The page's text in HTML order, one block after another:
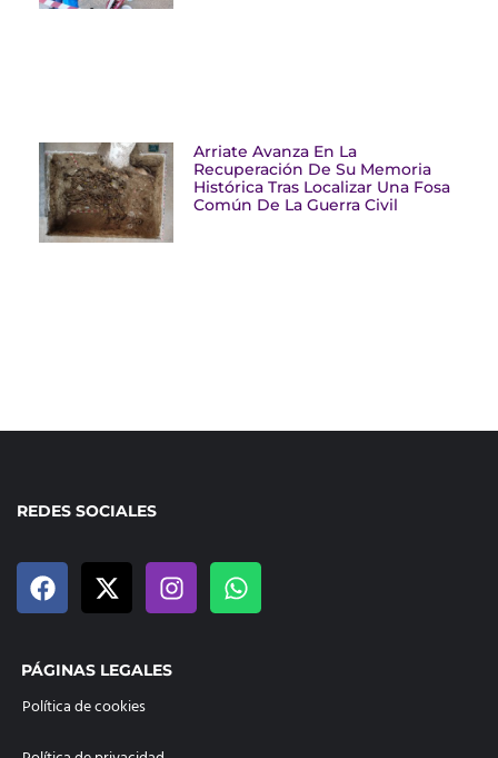
Arriate Avanza En La
Recuperación De Su Memoria
Histórica Tras Localizar Una Fosa
Común De La Guerra Civil
REDES SOCIALES
PÁGINAS LEGALES
Política de cookies